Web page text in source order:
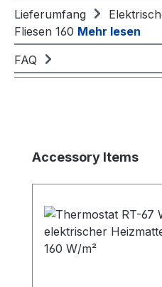
Lieferumfang
Fliesen 160 Mehr lesen
FAQ
Produktgalerie
Accessory Items